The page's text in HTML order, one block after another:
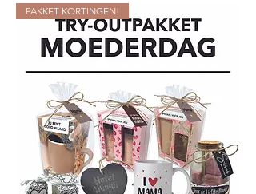
PAKKET KORTINGEN!